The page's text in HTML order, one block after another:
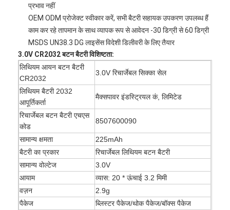
प्रभाव नहीं
OEM ODM प्रोजेक्ट स्वीकार करें, सभी बैटरी सहायक उपकरण उपलब्ध हैं
काम कर रहे तापमान के साथ व्यापक रूप से आवेदन -30 डिग्री से 60 डिग्री
MSDS UN38.3 DG लाइसेंस विदेशी डिलीवरी के लिए तैयार
3.0V CR2032 बटन बैटरी विशिष्टता:
लिथियम आयन बटन बैटरी
CR2032
3.0V रिचार्जेबल सिक्का सेल
लिथियम बैटरी 2032
आपूर्तिकर्ता
मैक्सपावर इंडस्ट्रियल कं, लिमिटेड
रिचार्जेबल बटन बैटरी एचएस
कोड
8507600090
सामान्य क्षमता
225mAh
बैटरी का प्रकार
रिचार्जेबल लिथियम बटन बैटरी
सामान्य वोल्टेज
3.0V
आयाम
व्यास: 20 * ऊंचाई 3.2 मिमी
वज़न
2.9g
पैकेज
ब्लिस्टर पैकेज/थोक पैकेज/बॉक्स पैकेज